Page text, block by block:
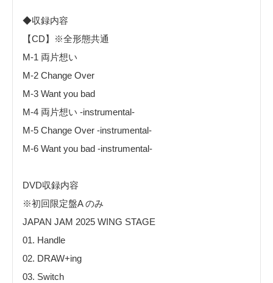
◆収録内容
【CD】※全形態共通
M-1 両⽚想い
M-2 Change Over
M-3 Want you bad
M-4 両⽚想い -instrumental-
M-5 Change Over -instrumental-
M-6 Want you bad -instrumental-
DVD収録内容
※初回限定盤A のみ
JAPAN JAM 2025 WING STAGE
01. Handle
02. DRAW+ing
03. Switch